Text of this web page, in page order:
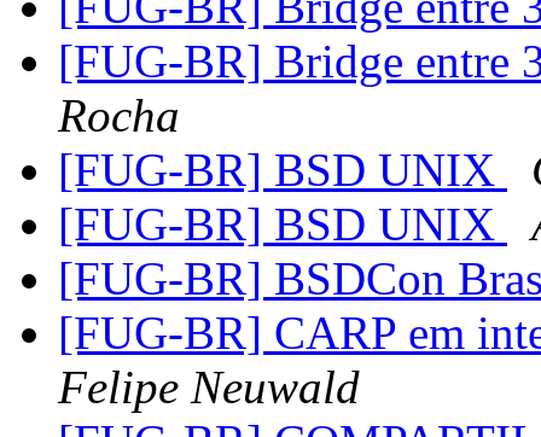
[FUG-BR] Bridge entre
Rocha
[FUG-BR] BSD UNIX
[FUG-BR] BSD UNIX
[FUG-BR] BSDCon
[FUG-BR] CARP em
Felipe Neuwald